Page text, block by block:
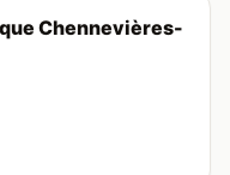
Chennevières-